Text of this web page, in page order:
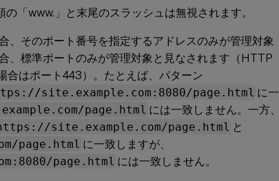
「www.」と末尾のスラッシュは無視されます。
、そのポート番号を指定するアドレスのみが管理対象
、標準ポートのみが管理対象と見なされます（HTTP
はポート443）。たとえば、パターン
site.example.com:8080/page.html に一
page.html には一致しません。一方、
site.example.com/page.html と
page.html に一致しますが、
page.html には一致しません。